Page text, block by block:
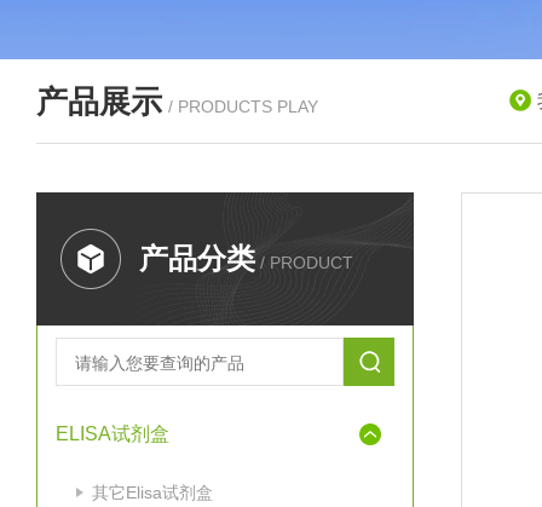
产品展示 / PRODUCTS PLAY
产品分类 / PRODUCT
ELISA试剂盒
其它Elisa试剂盒